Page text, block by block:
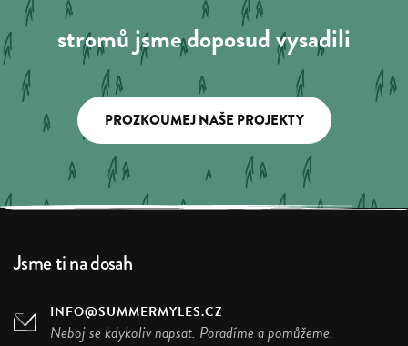
stromů jsme doposud vysadili
PROZKOUMEJ NAŠE PROJEKTY
Jsme ti na dosah
INFO@SUMMERMYLES.CZ
Neboj se kdykoliv napsat. Poradíme a pomůžeme.